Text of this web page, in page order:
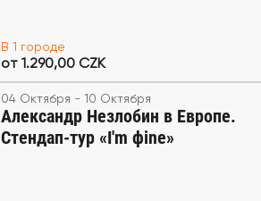
В 1 городе
от 1.290,00 CZK
04 Октября - 10 Октября
Александр Незлобин в Европе.
Стендап-тур «I'm фine»